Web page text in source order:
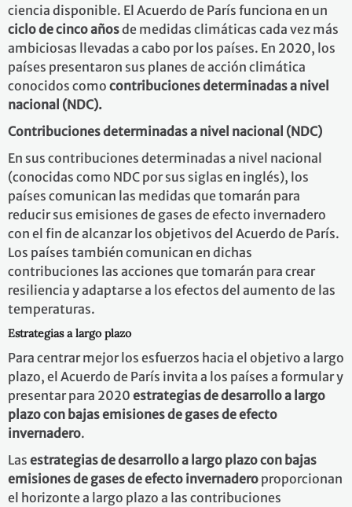
ciencia disponible. El Acuerdo de París funciona en un
ciclo decinco añosde medidas climáticas cada vez más
ambiciosas llevadas a cabo por los países. En 2020, los
países presentaron sus planes de acción climática
conocidos como contribuciones determinadas a nivel
nacional (NDC).
Contribuciones determinadas a nivel nacional (NDC)
En sus contribuciones determinadas a nivel nacional
(conocidas como NDC por sus siglas en inglés), los
países comunican las medidas que tomarán para
reducir sus emisiones de gases de efecto invernadero
con el fin de alcanzar los objetivos del Acuerdo de París.
Los países también comunican en dichas
contribuciones las acciones que tomarán para crear
resiliencia y adaptarse a los efectos del aumento de las
temperaturas.
Estrategias a largo plazo
Para centrar mejor los esfuerzos hacia el objetivo a largo
plazo, el Acuerdo de París invita a los países a formular y
presentar para 2020 estrategias de desarrollo a largo
plazo con bajas emisiones de gases de efecto
invernadero.
Las estrategias de desarrollo a largo plazo con bajas
emisiones de gases de efecto invernadero proporcionan
el horizonte a largo plazo a las contribuciones